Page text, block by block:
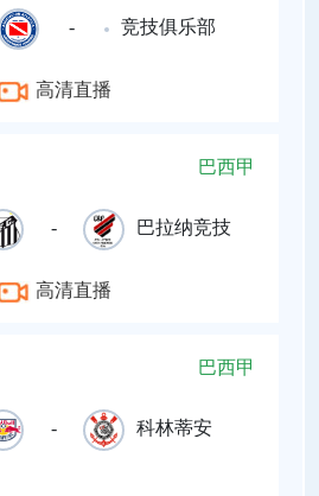
- 竞技俱乐部
高清直播
巴西甲
- 巴拉纳竞技
高清直播
巴西甲
- 科林蒂安